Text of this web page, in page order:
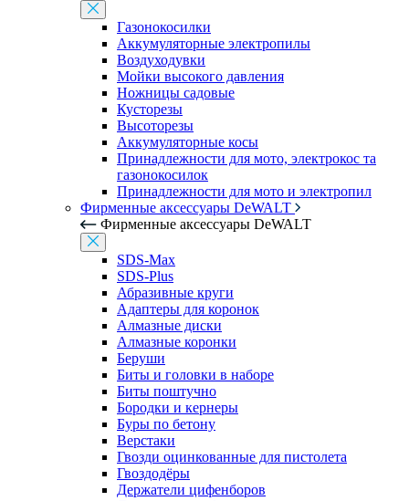
Газонокосилки
Аккумуляторные электропилы
Воздуходувки
Мойки высокого давления
Ножницы садовые
Кусторезы
Высоторезы
Аккумуляторные косы
Принадлежности для мото, электрокос та
газонокосилок
Принадлежности для мото и электропил
Фирменные аксессуары DeWALT
Фирменные аксессуары DeWALT
SDS-Max
SDS-Plus
Абразивные круги
Адаптеры для коронок
Алмазные диски
Алмазные коронки
Беруши
Биты и головки в наборе
Биты поштучно
Бородки и кернеры
Буры по бетону
Верстаки
Гвозди оцинкованные для пистолета
Гвоздодёры
Держатели цифенборов